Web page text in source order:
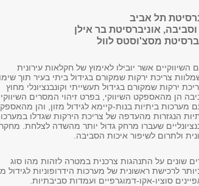
תל אביב
אוניברסיטת בר אילן
מסצ'וסטס לוול
אשר יובילו לאימוץ של חקלאות עירונית
צריכת ירקות שמקורם בגידול ביתי בעיר תוך
ירקות שמקורם בגידול תעשייתי וקונבנציונלי מחוץ
הן מהאספקט השיווקי, בפרט זיהוי המסרים
ביתיות בנות-קיימא לגידול מזון, והן
הנגזרות מהעדפה של צריכת הירקות שגדלו
שעברו מרחק גדול יותר מהשדה לצלחת. מחקר
ולתרום לשיפור איכות הסביבה.
שונים על התנהגות צרכנית במטרה לזהות מהו סוג
לרכישת ראשונית של מערכות הידרופוניות לגידול
סוציו-אקו-דמוגרפיים ועמדות סביבתיות.